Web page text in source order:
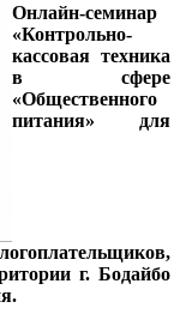
Онлайн-семинар
«Контрольно-
кассовая техника
в сфере
«Общественного
питания» для
г. Бодайбо